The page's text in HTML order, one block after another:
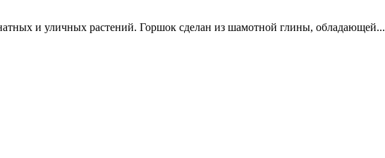
и уличных растений. Горшок сделан из шамотной глины, обладающей...